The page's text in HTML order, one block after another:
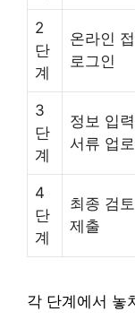
2
단
계
온라인
로그인
3
단
계
정보 입
서류 업
4
단
계
최종 검
제출
각 단계에서 놓